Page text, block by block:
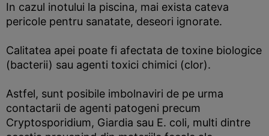
In cazul inotului la piscina, mai exista cateva
pericole pentru sanatate, deseori ignorate.
Calitatea apei poate fi afectata de toxine biologice
(bacterii) sau agenti toxici chimici (clor).
Astfel, sunt posibile imbolnaviri de pe urma
contactarii de agenti patogeni precum
Cryptosporidium, Giardia sau E. coli, multi dintre